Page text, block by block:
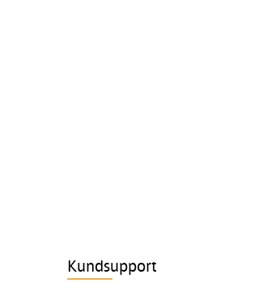
Kundsupport